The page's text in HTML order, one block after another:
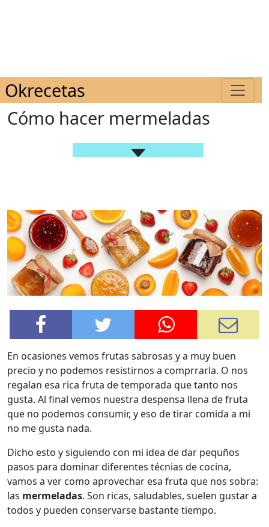
Okrecetas
Cómo hacer mermeladas
En ocasiones vemos frutas sabrosas y a muy buen
precio y no podemos resistirnos a comprrarla. O nos
regalan esa rica fruta de temporada que tanto nos
gusta. Al final vemos nuestra despensa llena de fruta
que no podemos consumir, y eso de tirar comida a mi
no me gusta nada.
Dicho esto y siguiendo con mi idea de dar pequños
pasos para dominar diferentes técnias de cocina,
vamos a ver como aprovechar esa fruta que nos sobra:
las mermeladas. Son ricas, saludables, suelen gustar a
todos y pueden conservarse bastante tiempo.